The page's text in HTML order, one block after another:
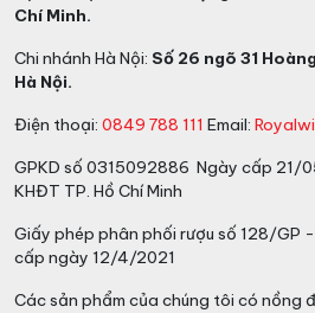
Chí Minh.
Chi nhánh Hà Nội: Số 26 ngõ 31
Hà Nội.
Điện thoại: 0849 788 111 Email:
GPKD số 0315092886 Ngày cấp 21/
KHĐT TP. Hồ Chí Minh
Giấy phép phân phối rượu số 128/GP
cấp ngày 12/4/2021
Các sản phẩm của chúng tôi có nồng